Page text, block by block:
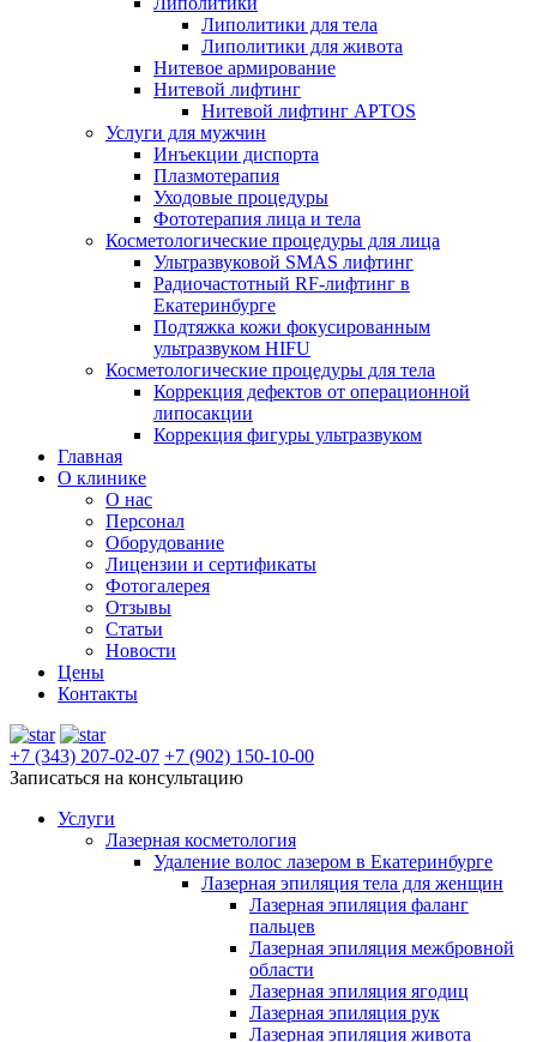
Липолитики для тела
Липолитики для живота
Нитевое армирование
Нитевой лифтинг
Нитевой лифтинг APTOS
Услуги для мужчин
Инъекции диспорта
Плазмотерапия
Уходовые процедуры
Фототерапия лица и тела
Косметологические процедуры для лица
Ультразвуковой SMAS лифтинг
Радиочастотный RF-лифтинг в
Екатеринбурге
Подтяжка кожи фокусированным
ультразвуком HIFU
Косметологические процедуры для тела
Коррекция дефектов от операционной
липосакции
Коррекция фигуры ультразвуком
Главная
О клинике
О нас
Персонал
Оборудование
Лицензии и сертификаты
Фотогалерея
Отзывы
Статьи
Новости
Цены
Контакты
+7 (343) 207-02-07 +7 (902) 150-10-00
Записаться на консультацию
Услуги
Лазерная косметология
Удаление волос лазером в Екатеринбурге
Лазерная эпиляция тела для женщин
Лазерная эпиляция фаланг
пальцев
Лазерная эпиляция межбровной
области
Лазерная эпиляция ягодиц
Лазерная эпиляция рук
Лазерная эпиляция живота